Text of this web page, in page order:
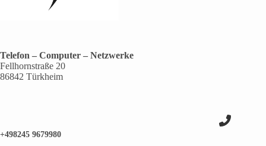
Telefon – Computer – Netzwerke
Fellhornstraße 20
86842 Türkheim
+498245 9679980